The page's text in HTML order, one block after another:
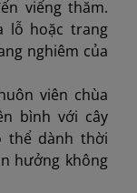
viếng thăm.
lỗ hoặc trang
nghiêm của
viên chùa
bình với cây
thể dành thời
hưởng không